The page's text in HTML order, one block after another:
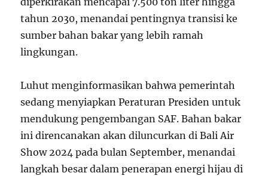
tahun 2030, menandai pentingnya transisi ke
sumber bahan bakar yang lebih ramah
lingkungan.
Luhut menginformasikan bahwa pemerintah
sedang menyiapkan Peraturan Presiden untuk
mendukung pengembangan SAF. Bahan bakar
ini direncanakan akan diluncurkan di Bali Air
Show 2024 pada bulan September, menandai
langkah besar dalam penerapan energi hijau di